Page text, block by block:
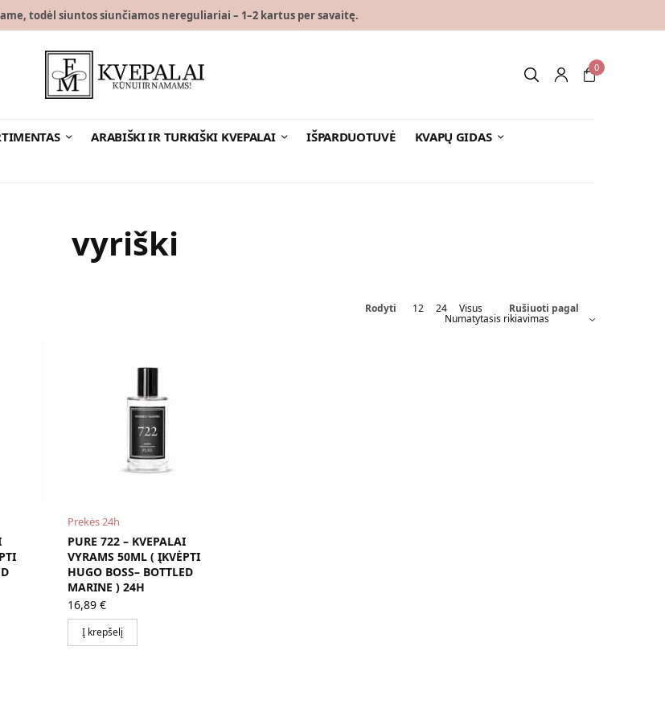
todėl siuntos siunčiamos nereguliariai – 1–2 kartus per savaitę.
0
ARABIŠKI IR TURKIŠKI KVEPALAI IŠPARDUOTUVĖ
KVAPŲ GIDAS
vyriški
Rodyti 12 24 Visus Rušiuoti pagal
Prekės 24h
PURE 722 – KVEPALAI
VYRAMS 50ML ( ĮKVĖPTI
HUGO BOSS– BOTTLED
MARINE ) 24H
16,89 €
Į krepšelį